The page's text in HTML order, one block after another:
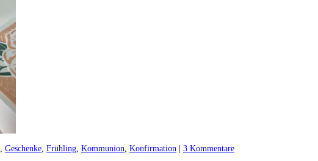
Geschenke Frühling Kommunion Konfirmation | 3 Kommentare